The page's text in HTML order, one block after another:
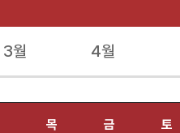
3월 4월
목 금 토